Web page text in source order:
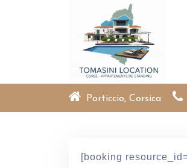
Porticcio, Corsica
[booking